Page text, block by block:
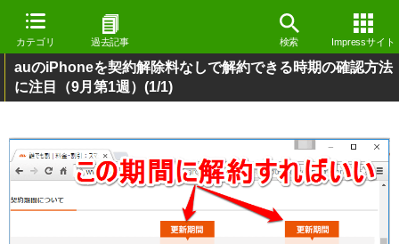
カテゴリ 過去記事 検索 Impressサイト
auのiPhoneを契約解除料なしで解約できる時期の確認方法
に注目（9月第1週） (1/1)